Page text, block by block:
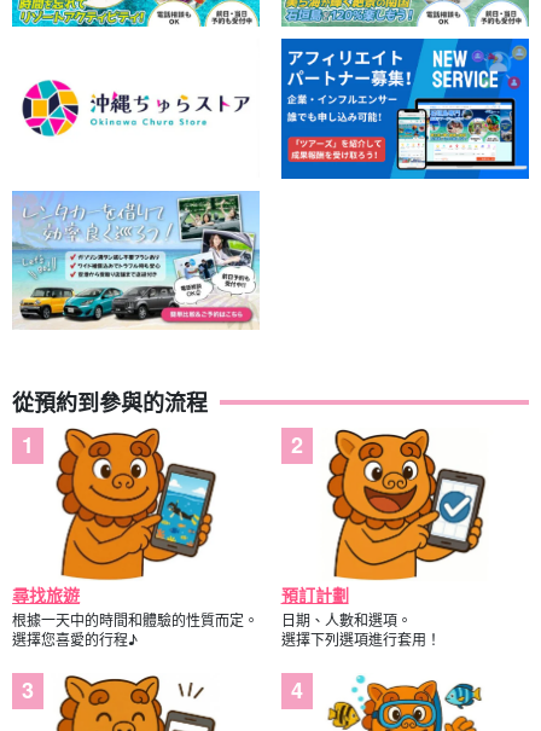
從預約到參與的流程
尋找旅遊
根據一天中的時間和體驗的性質而定。
選擇您喜愛的行程♪
預訂計劃
日期、人數和選項。
選擇下列選項進行套用！